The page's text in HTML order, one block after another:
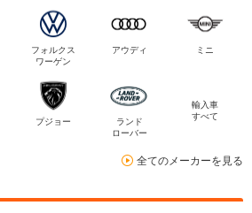
フォルクス
ワーゲン
アウディ ミニ
プジョー
ランド
ローバー
輸入車
すべて
全てのメーカーを見る